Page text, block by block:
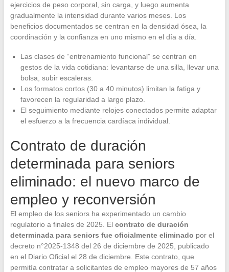
ejercicios de peso corporal, sin carga, y luego aumenta
gradualmente la intensidad durante varios meses. Los
beneficios documentados se centran en la densidad ósea, la
coordinación y la confianza en uno mismo en el día a día.
Las clases de “entrenamiento funcional” se centran en
gestos de la vida cotidiana: levantarse de una silla, llevar una
bolsa, subir escaleras.
Los formatos cortos (30 a 40 minutos) limitan la fatiga y
favorecen la regularidad a largo plazo.
El seguimiento mediante relojes conectados permite adaptar
el esfuerzo a la frecuencia cardíaca individual.
Contrato de duración
determinada para seniors
eliminado: el nuevo marco de
empleo y reconversión
El empleo de los seniors ha experimentado un cambio
regulatorio a finales de 2025. El contrato de duración
determinada para seniors fue oficialmente eliminado por el
decreto n°2025-1348 del 26 de diciembre de 2025, publicado
en el Diario Oficial el 28 de diciembre. Este contrato, que
permitía contratar a solicitantes de empleo mayores de 57 años